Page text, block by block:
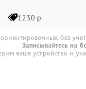
1230 р
без
Записывайтесь на
ваше устройство и